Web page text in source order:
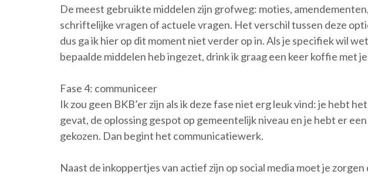
De meest gebruikte middelen zijn grofweg: moties,
schriftelijke vragen of actuele vragen. Het verschil tussen deze
dus ga ik hier op dit moment niet verder op in. Als je specifiek wil
bepaalde middelen heb ingezet, drink ik graag een keer koffie met
Fase 4: communiceer
Ik zou geen BKB’er zijn als ik deze fase niet erg leuk vind: je hebt
gevat, de oplossing gespot op gemeentelijk niveau en je hebt er
gekozen. Dan begint het communicatiewerk.
Naast de inkoppertjes van actief zijn op social media moet je